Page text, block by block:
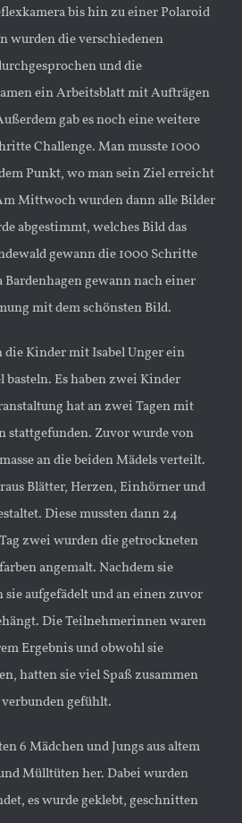
bis hin zu einer Polaroid
wurden die verschiedenen
und die
ein Arbeitsblatt mit Aufträgen
gab es noch eine weitere
Challenge. Man musste 1000
Punkt, wo man sein Ziel erreicht
Mittwoch wurden dann alle Bilder
abgestimmt, welches Bild das
gewann die 1000 Schritte
gewann nach einer
mit dem schönsten Bild.
Kinder mit Isabel Unger ein
basteln. Es haben zwei Kinder
hat an zwei Tagen mit
stattgefunden. Zuvor wurde von
an die beiden Mädels verteilt.
Blätter, Herzen, Einhörner und
Diese mussten dann 24
zwei wurden die getrockneten
angemalt. Nachdem sie
aufgefädelt und an einen zuvor
Die Teilnehmerinnen waren
Ergebnis und obwohl sie
hatten sie viel Spaß zusammen
gefühlt.
6 Mädchen und Jungs aus altem
Mülltüten her. Dabei wurden
es wurde geklebt, geschnitten